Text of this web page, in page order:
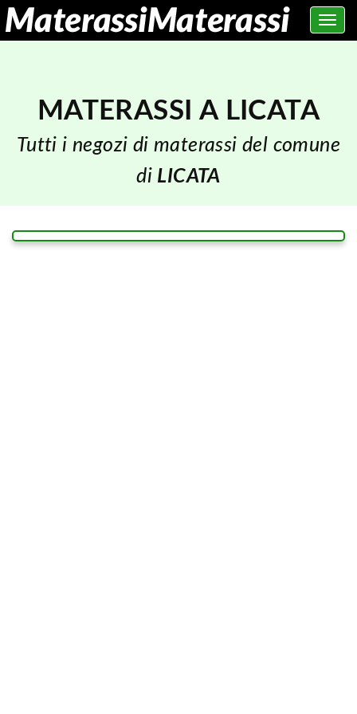
Toggle
MATERASSI A LICATA
Tutti i negozi di materassi del comune
di LICATA